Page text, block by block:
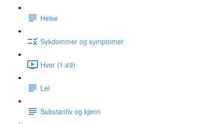
Helse
Sykdommer og symptomer
Hver (1:49)
Lei
Substantiv og kjønn